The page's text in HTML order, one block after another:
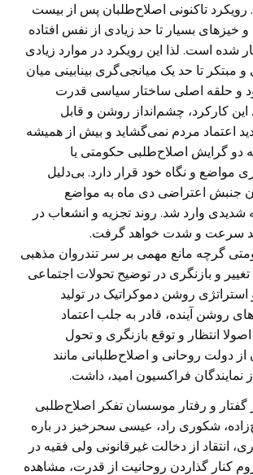
رویکرد تاکنونی اصلاح‌طلبان پس از بیست
خیزهای بسیار تا حد زیادی از نفس افتاده
شده است. لذا این رویکرد در موارد زیادی
و مبتکر تا حد یک میانجی‌گری بینابینی میان
و حلقه اصلی ساختار سیاسی قدرت
کارکرد، چشم‌انداز روشن و قابل
اعتماد مردم نمی‌گشاید و بیش از همیشه
دو گرایش اصلاح‌طلبی حکومتی یا
مواضع و نگاه خود قرار دارد. بی‌دلیل
جنبش اعتراضی دی ماه به مواضع
شدیدی وارد شد. روند تجزیه و انشعاب در
سرعت و شدت خواهد گرفت.
گرچه مانع مهمی بر سر تندروان مذهبی
و بازنگری در توضیح تحولات اجتماعی
روشن دموکراتیک در تولید
روشن آینده، قادر به جلب اعتماد
انتظار و توقع بازنگری و تحول
دولت روحانی و اصلاح‌طلبانی مانند
نمایندگان فراکسیون امید، داشت.
و رفتار موسسان تفکر اصلاح‌طلبی
شکوری راد، عیسی سحرخیز در باره
انتقاد از دخالت غیرقانونی ولی فقیه در
کنار گذاردن روحانیت از قدرت، مشاهده